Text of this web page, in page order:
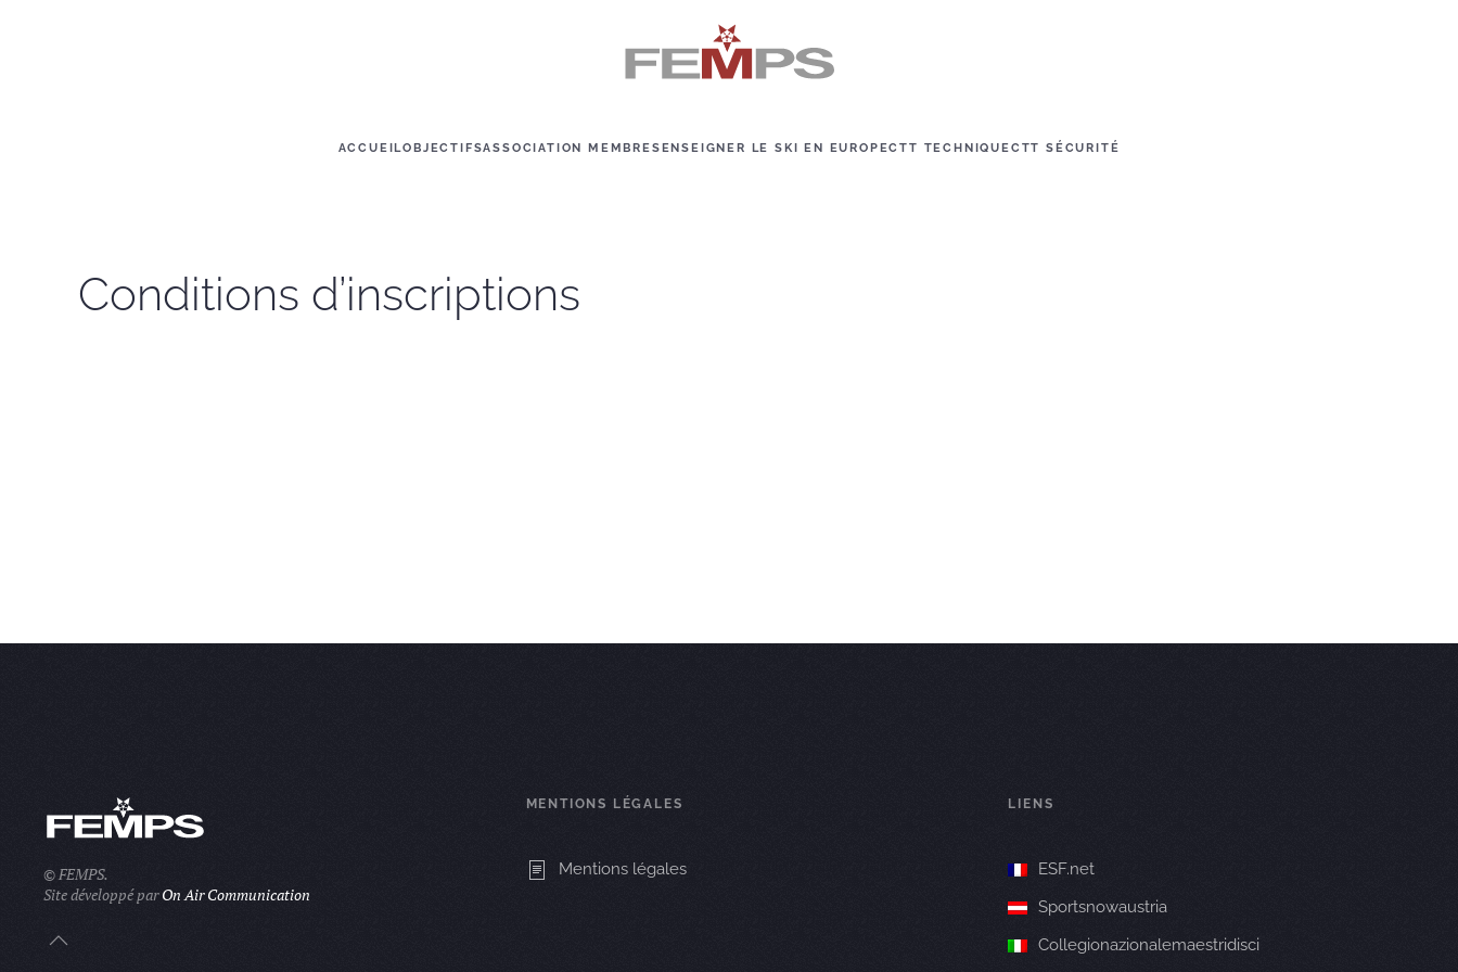
ACCUEILOBJECTIFSASSOCIATION MEMBRES ENSEIGNER LE SKI EN EUROPECTT TECHNIQUECTT SÉCURITÉ
Conditions d’inscriptions
© FEMPS.
Site développé parOn Air Communication
MENTIONS LÉGALES
Mentions légales
LIENS
ESF.net
Sportsnowaustria
Collegionazionalemaestridisci